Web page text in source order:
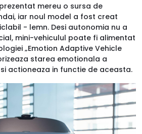
mereu o sursa de
iar noul model a fost creat
- lemn. Desi autonomia nu a
mini-vehiculul poate fi alimentat
„Emotion Adaptive Vehicle
starea emotionala a
actioneaza in functie de aceasta.